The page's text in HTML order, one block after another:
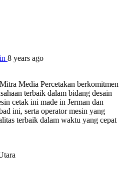
8 years ago
Media Percetakan berkomitmen
terbaik dalam bidang desain
cetak ini made in Jerman dan
ini, serta operator mesin yang
terbaik dalam waktu yang cepat